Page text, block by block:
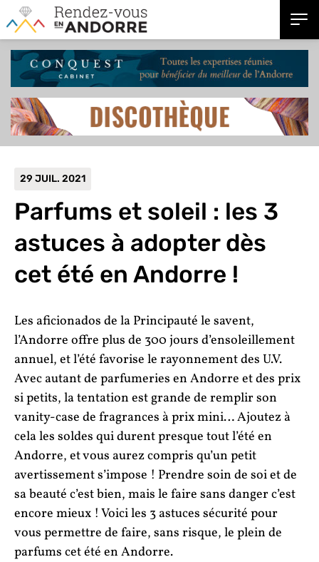
29 JUIL. 2021
Parfums et soleil : les 3
astuces à adopter dès
cet été en Andorre !
Les aficionados de la Principauté le savent,
l’Andorre offre plus de 300 jours d’ensoleillement
annuel, et l’été favorise le rayonnement des U.V.
Avec autant de parfumeries en Andorre et des prix
si petits, la tentation est grande de remplir son
vanity-case de fragrances à prix mini… Ajoutez à
cela les soldes qui durent presque tout l’été en
Andorre, et vous aurez compris qu’un petit
avertissement s’impose ! Prendre soin de soi et de
sa beauté c’est bien, mais le faire sans danger c’est
encore mieux ! Voici les 3 astuces sécurité pour
vous permettre de faire, sans risque, le plein de
parfums cet été en Andorre.